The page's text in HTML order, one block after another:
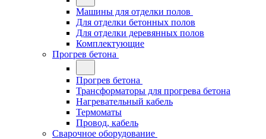
Машины для отделки полов
Для отделки бетонных полов
Для отделки деревянных полов
Комплектующие
Прогрев бетона
Прогрев бетона
Трансформаторы для прогрева бетона
Нагревательный кабель
Термоматы
Провод, кабель
Сварочное оборудование